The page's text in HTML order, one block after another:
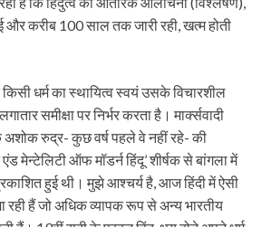
और करीब 100 साल तक जारी रही, खत्म होती
किसी धर्म का स्थायित्व स्वयं उसके विचारशील
समीक्षा पर निर्भर करता है। मार्क्‍सवादी
रुद्र- कुछ वर्ष पहले वे नहीं रहे- की
मेन्टेलिटी ऑफ मॉडर्न हिंदू’ शीर्षक से बांगला में
हुई थी। मुझे आश्चर्य है, आज हिंदी में ऐसी
रही हैं जो अधिक व्यापक रूप से अन्य भारतीय